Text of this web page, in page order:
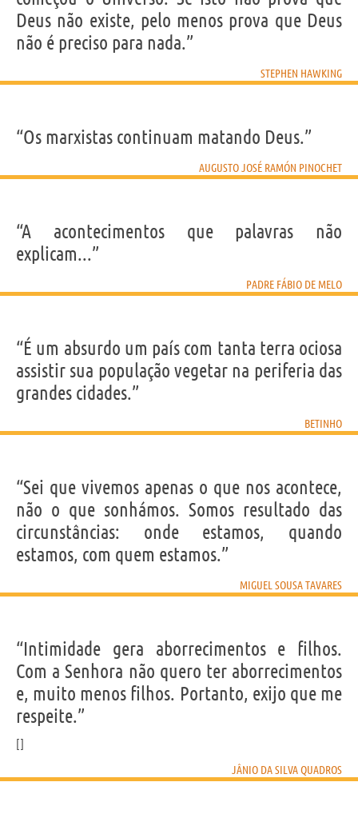
Deus não existe, pelo menos prova que Deus
não é preciso para nada.”
STEPHEN HAWKING
“Os marxistas continuam matando Deus.”
AUGUSTO JOSÉ RAMÓN PINOCHET
“A acontecimentos que palavras não
explicam...”
PADRE FÁBIO DE MELO
“É um absurdo um país com tanta terra ociosa
assistir sua população vegetar na periferia das
grandes cidades.”
BETINHO
“Sei que vivemos apenas o que nos acontece,
não o que sonhámos. Somos resultado das
circunstâncias: onde estamos, quando
estamos, com quem estamos.”
MIGUEL SOUSA TAVARES
“Intimidade gera aborrecimentos e filhos.
Com a Senhora não quero ter aborrecimentos
e, muito menos filhos. Portanto, exijo que me
respeite.”
JÂNIO DA SILVA QUADROS